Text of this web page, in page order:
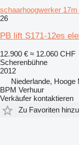
schaarhoogwerker
26
PB lift S171-12es
12.900 € ≈ 12.060 CHF
Scherenbühne
2012
Niederlande, Hooge
BPM Verhuur
Verkäufer kontaktieren
Zu Favoriten